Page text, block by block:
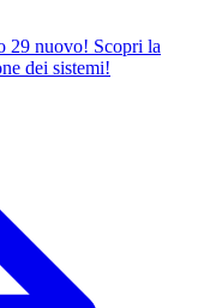
29 nuovo! Scopri la
dei sistemi!